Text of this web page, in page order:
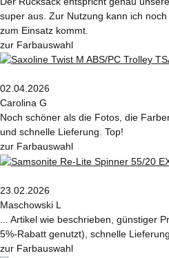
super aus. Zur Nutzung kann ich
zum Einsatz kommt.
zur Farbauswahl
02.04.2026
Carolina G
Noch schöner als die Fotos, die
und schnelle Lieferung. Top!
zur Farbauswahl
23.02.2026
Maschowski L
... Artikel wie beschrieben, günstiger
5%-Rabatt genutzt), schnelle
zur Farbauswahl